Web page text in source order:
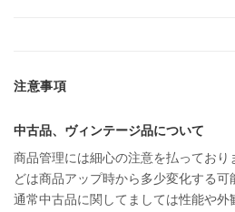
注意事項
中古品、ヴィンテージ品について
商品管理には細心の注意を払ってお
どは商品アップ時から多少変化する可
通常中古品に関してましては性能や